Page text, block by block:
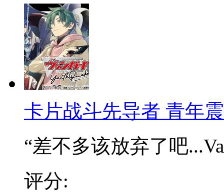
卡片战斗先导者 青年
“差不多该放弃了吧
评分: